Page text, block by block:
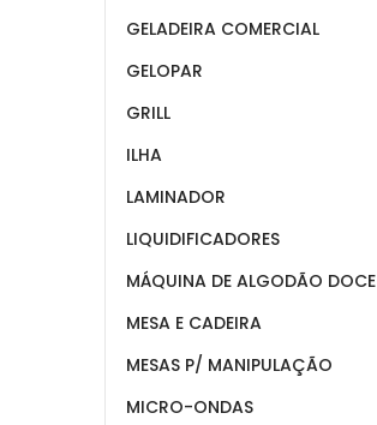
GELADEIRA COMERCIAL
GELOPAR
GRILL
ILHA
LAMINADOR
LIQUIDIFICADORES
MÁQUINA DE ALGODÃO DOCE
MESA E CADEIRA
MESAS P/ MANIPULAÇÃO
MICRO-ONDAS